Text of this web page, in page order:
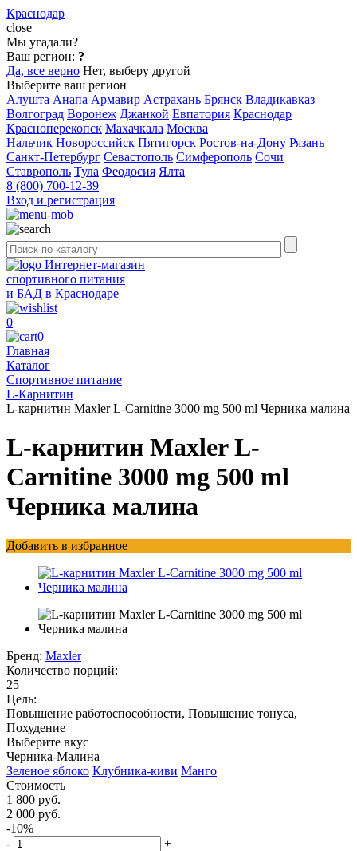
Краснодар
close
Мы угадали?
Ваш регион: ?
Да, все верно Нет, выберу другой
Выберите ваш регион
Алушта Анапа Армавир Астрахань Брянск Владикавказ
Волгоград Воронеж Джанкой Евпатория Краснодар
Красноперекопск Махачкала Москва
Нальчик Новороссийск Пятигорск Ростов-на-Дону Рязань
Санкт-Петербург Севастополь Симферополь Сочи
Ставрополь Тула Феодосия Ялта
8 (800) 700-12-39
Вход и регистрация
Интернет-магазин
спортивного питания
и БАД в Краснодаре
0
0
Главная
Каталог
Спортивное питание
L-Карнитин
L-карнитин Maxler L-Carnitine 3000 mg 500 ml Черника малина
L-карнитин Maxler L-
Carnitine 3000 mg 500 ml
Черника малина
Добавить в избранное
Бренд: Maxler
Количество порций:
25
Цель:
Повышение работоспособности, Повышение тонуса,
Похудение
Выберите вкус
Черника-Малина
Зеленое яблоко Клубника-киви Манго
Стоимость
1 800 руб.
2 000 руб.
-10%
-
+